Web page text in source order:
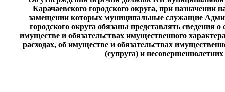
Карачаевского городского округа, при назначении
замещении которых муниципальные служащие
городского округа обязаны представлять сведения о
имуществе и обязательствах имущественного
расходах, об имуществе и обязательствах
(супруга) и несовершеннолетних